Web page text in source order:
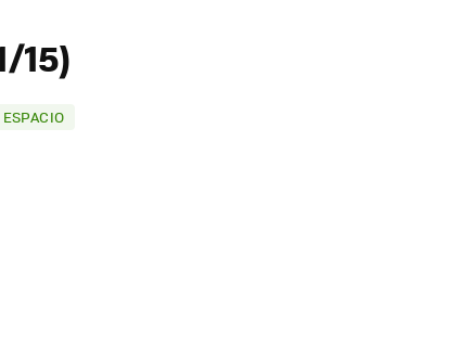
15)